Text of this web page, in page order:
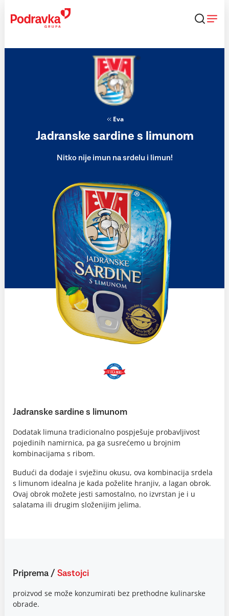
content
Eva
Jadranske sardine s limunom
Nitko nije imun na srdelu i limun!
Jadranske sardine s limunom
Dodatak limuna tradicionalno pospješuje probavljivost
pojedinih namirnica, pa ga susrećemo u brojnim
kombinacijama s ribom.
Budući da dodaje i svježinu okusu, ova kombinacija srdela
s limunom idealna je kada poželite hranjiv, a lagan obrok.
Ovaj obrok možete jesti samostalno, no izvrstan je i u
salatama ili drugim složenijim jelima.
Priprema / Sastojci
proizvod se može konzumirati bez prethodne kulinarske
obrade.